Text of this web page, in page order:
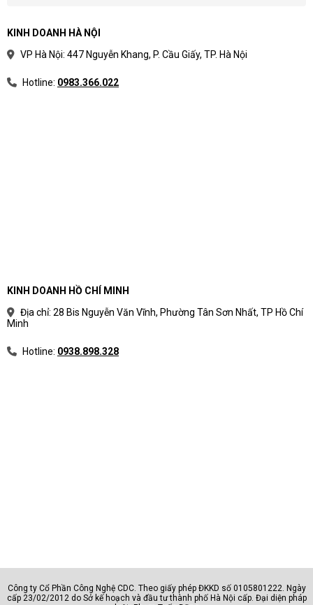
KINH DOANH HÀ NỘI
VP Hà Nội: 447 Nguyễn Khang, P. Cầu Giấy, TP. Hà Nội
Hotline: 0983.366.022
KINH DOANH HỒ CHÍ MINH
Địa chỉ: 28 Bis Nguyễn Văn Vĩnh, Phường Tân Sơn Nhất, TP Hồ Chí
Minh
Hotline: 0938.898.328
Công ty Cổ Phần Công Nghệ CDC. Theo giấy phép ĐKKD số 0105801222. Ngày
cấp 23/02/2012 do Sở kế hoạch và đầu tư thành phố Hà Nội cấp. Đại diện pháp